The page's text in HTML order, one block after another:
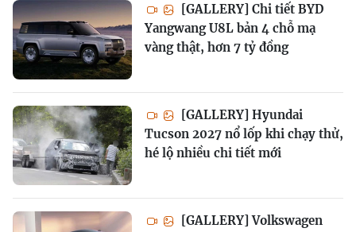
[GALLERY] Chi tiết BYD
Yangwang U8L bản 4 chỗ mạ
vàng thật, hơn 7 tỷ đồng
[GALLERY] Hyundai
Tucson 2027 nổ lốp khi chạy thử,
hé lộ nhiều chi tiết mới
[GALLERY] Volkswagen